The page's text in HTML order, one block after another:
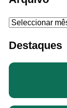
Arquivo
Destaques